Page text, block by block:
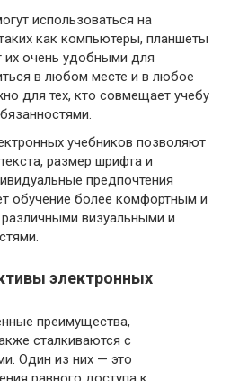
использоваться на
как компьютеры, планшеты
их очень удобными для
в любом месте и в любое
для тех, кто совмещает учебу
учебников позволяют
размер шрифта и
предпочтения
обучение более комфортным и
визуальными и
электронных
преимущества,
сталкиваются с
Один из них — это